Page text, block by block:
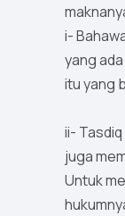
i-
yang
itu yang
ii-
juga
Untuk